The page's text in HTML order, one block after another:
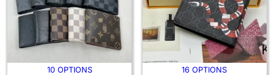
10 OPTIONS 16 OPTIONS